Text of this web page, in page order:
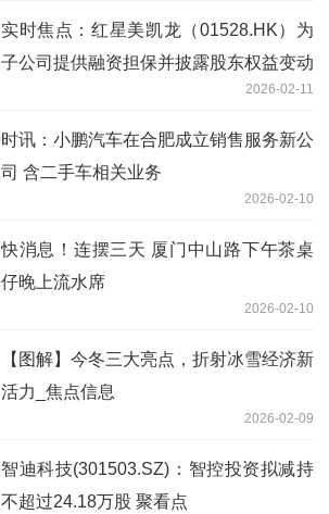
实时焦点：红星美凯龙（01528.HK）为
子公司提供融资担保并披露股东权益变动
2026-02-11
时讯：小鹏汽车在合肥成立销售服务新公
司 含二手车相关业务
2026-02-10
快消息！连摆三天 厦门中山路下午茶桌
仔晚上流水席
2026-02-10
【图解】今冬三大亮点，折射冰雪经济新
活力_焦点信息
2026-02-09
智迪科技(301503.SZ)：智控投资拟减持
不超过24.18万股 聚看点